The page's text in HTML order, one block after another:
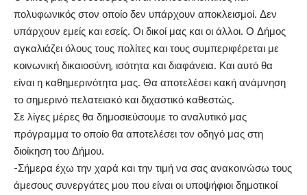
πολυφωνικός στον οποίο δεν υπάρχουν αποκλεισμοί. Δεν
υπάρχουν εμείς και εσείς. Οι δικοί μας και οι άλλοι. Ο Δήμος
αγκαλιάζει όλους τους πολίτες και τους συμπεριφέρεται με
κοινωνική δικαιοσύνη, ισότητα και διαφάνεια. Και αυτό θα
είναι η καθημερινότητα μας. Θα αποτελέσει κακή ανάμνηση
το σημερινό πελατειακό και διχαστικό καθεστώς.
Σε λίγες μέρες θα δημοσιεύσουμε το αναλυτικό μας
πρόγραμμα το οποίο θα αποτελέσει τον οδηγό μας στη
διοίκηση του Δήμου.
-Σήμερα έχω την χαρά και την τιμή να σας ανακοινώσω τους
άμεσους συνεργάτες μου που είναι οι υποψήφιοι δημοτικοί